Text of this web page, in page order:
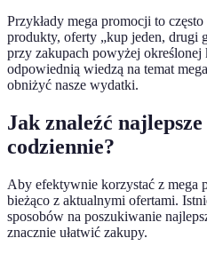
Przykłady mega promocji to
produkty, oferty „kup jeden, drugi
przy zakupach powyżej
odpowiednią wiedzą na temat
obniżyć nasze wydatki.
Jak znaleźć
codziennie?
Aby efektywnie korzystać z mega
bieżąco z aktualnymi ofertami.
sposobów na poszukiwanie
znacznie ułatwić zakupy.